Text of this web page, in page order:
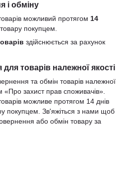
і обміну
можливий протягом 14
покупцем.
здійснюється за рахунок
товарів належної якості
та обмін товарів належної
«Про захист прав споживачів».
можливе протягом 14 днів
покупцем. Зв'яжіться з нами щоб
або обмін товару за